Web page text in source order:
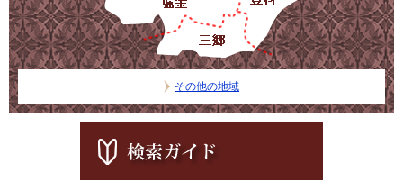
その他の地域